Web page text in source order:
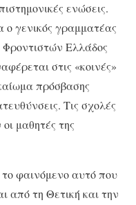
ενώσεις.
γενικός γραμματέας
Ελλάδος
στις «κοινές»
πρόσβασης
Τις σχολές
μαθητές της
φαινόμενο αυτό που
από τη Θετική και την